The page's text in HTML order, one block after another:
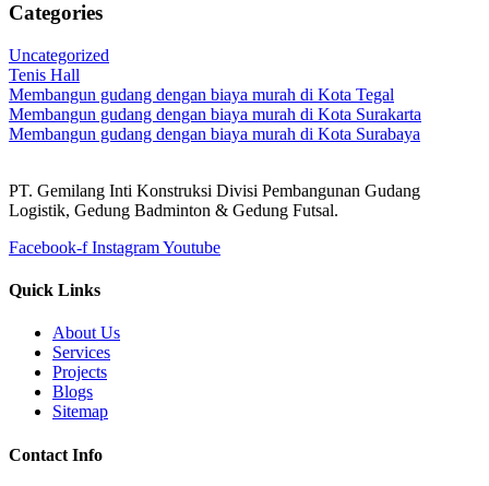
Categories
Uncategorized
Tenis Hall
Membangun gudang dengan biaya murah di Kota Tegal
Membangun gudang dengan biaya murah di Kota Surakarta
Membangun gudang dengan biaya murah di Kota Surabaya
PT. Gemilang Inti Konstruksi Divisi Pembangunan Gudang
Logistik, Gedung Badminton & Gedung Futsal.
Facebook-f InstagramYoutube
Quick Links
About Us
Services
Projects
Blogs
Sitemap
Contact Info